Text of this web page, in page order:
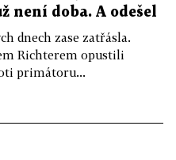
není doba. A odešel
dnech zase zatřásla.
Richterem opustili
primátoru...